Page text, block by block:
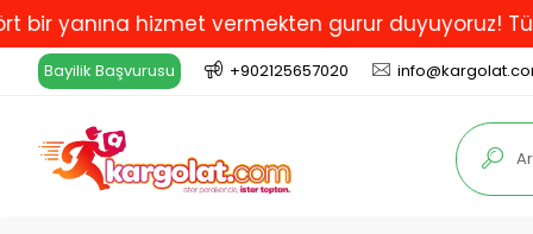
hizmet vermekten gurur duyuyoruz!
Bayilik Başvurusu +902125657020